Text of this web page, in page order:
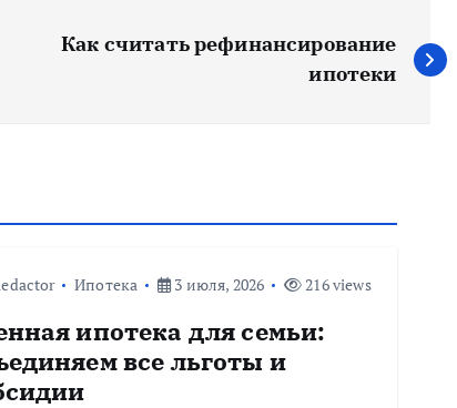
Как считать рефинансирование
ипотеки
Ипотека 3 июля, 2026 216 views
ипотека для семьи:
все льготы и